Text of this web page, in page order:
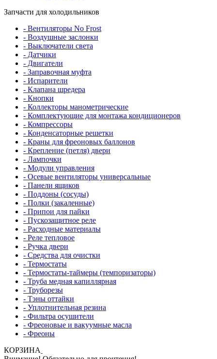
Запчасти для холодильников
- Вентиляторы No Frost
- Воздушные заслонки
- Выключатели света
- Датчики
- Двигатели
- Заправочная муфта
- Испарители
- Клапана шредера
- Кнопки
- Коллекторы манометрические
- Комплектующие для монтажа кондиционеров
- Компрессоры
- Конденсаторные решетки
- Краны для фреоновых баллонов
- Крепление (петля) двери
- Лампочки
- Модули управления
- Осевые вентиляторы универсальные
- Панели ящиков
- Поддоны (сосуды)
- Полки (закаленные)
- Припои для пайки
- Пускозащитное реле
- Расходные материалы
- Реле тепловое
- Ручка двери
- Средства для очистки
- Термостаты
- Термостаты-таймеры (темпоризаторы)
- Труба медная капиллярная
- Труборезы
- Тэны оттайки
- Уплотнительная резина
- Фильтра осушители
- Фреоновые и вакуумные масла
- Фреоны
КОРЗИНА